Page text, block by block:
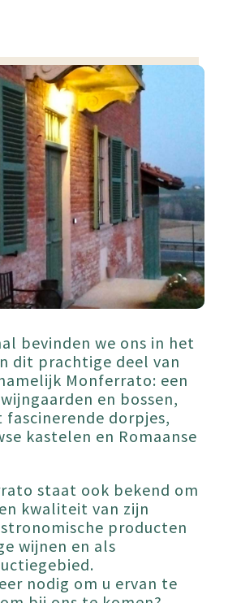
bevinden we ons in het
dit prachtige deel van
Monferrato: een
en bossen,
dorpjes,
kastelen en Romaanse
staat ook bekend om
kwaliteit van zijn
producten
wijnen en als
nodig om u ervan te